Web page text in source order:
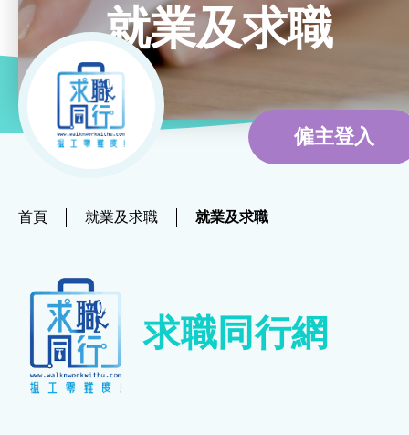
關於我們
ERB再培訓課程
就業及求職
就業及求職
最新資訊 / 招聘會
就業及求職
僱主登入
首頁 就業及求職 就業及求職
求職同行網